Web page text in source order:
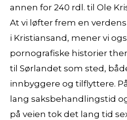
annen for 240 rdl. til Ole
At vi løfter frem en
i Kristiansand, mener vi
pornografiske historier
til Sørlandet som sted,
innbyggere og tilflyttere.
lang saksbehandlingstid
på veien tok det lang tid